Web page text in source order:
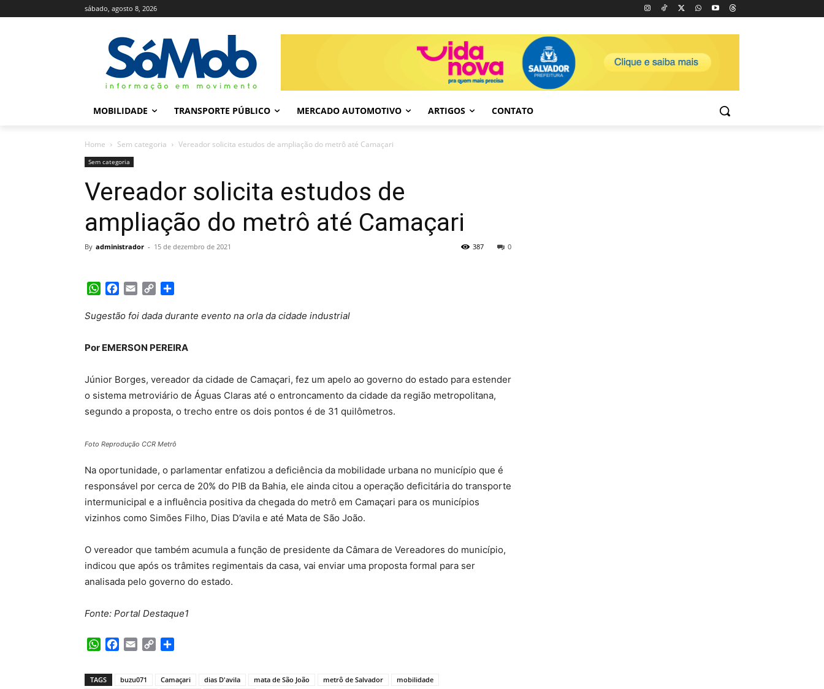
sábado, agosto 8, 2026
MOBILIDADE TRANSPORTE PÚBLICO MERCADO AUTOMOTIVO ARTIGOS CONTATO
Home Sem categoria Vereador solicita estudos de ampliação do metrô até Camaçari
Sem categoria
Vereador solicita estudos de
ampliação do metrô até Camaçari
By administrador - 15 de dezembro de 2021 0
387
WhatsApp
Facebook
Email Copy
Sugestão foi dada durante evento na orla da cidade industrial
Por EMERSON PEREIRA
Júnior Borges, vereador da cidade de Camaçari, fez um apelo ao governo do estado para estender
o sistema metroviário de Águas Claras até o entroncamento da cidade da região metropolitana,
segundo a proposta, o trecho entre os dois pontos é de 31 quilômetros.
Foto Reprodução CCR Metrô
Na oportunidade, o parlamentar enfatizou a deficiência da mobilidade urbana no município que é
responsável por cerca de 20% do PIB da Bahia, ele ainda citou a operação deficitária do transporte
intermunicipal e a influência positiva da chegada do metrô em Camaçari para os municípios
vizinhos como Simões Filho, Dias D’avila e até Mata de São João.
O vereador que também acumula a função de presidente da Câmara de Vereadores do município,
indicou que após os trâmites regimentais da casa, vai enviar uma proposta formal para ser
analisada pelo governo do estado.
Fonte: Portal Destaque1
WhatsApp
Facebook
Email Copy
TAGS buzu071 Camaçari dias D'avila mata de São João metrô de Salvador
mobilidade